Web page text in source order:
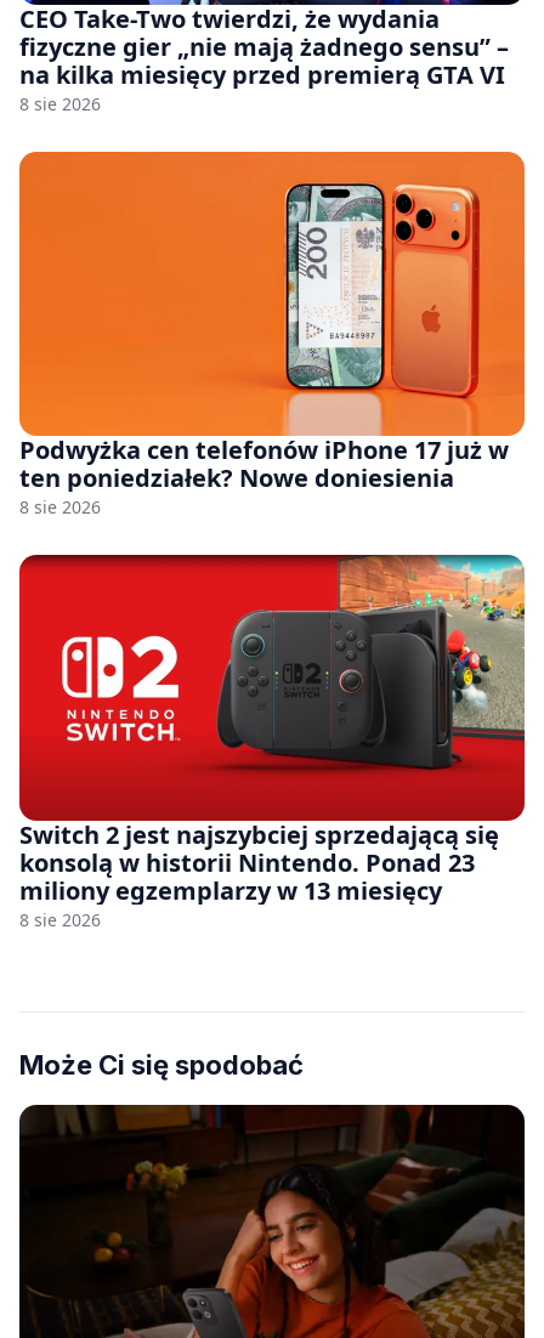
CEO Take-Two twierdzi, że wydania
fizyczne gier „nie mają żadnego sensu” –
na kilka miesięcy przed premierą GTA VI
8 sie 2026
Podwyżka cen telefonów iPhone 17 już w
ten poniedziałek? Nowe doniesienia
8 sie 2026
Switch 2 jest najszybciej sprzedającą się
konsolą w historii Nintendo. Ponad 23
miliony egzemplarzy w 13 miesięcy
8 sie 2026
Może Ci się spodobać